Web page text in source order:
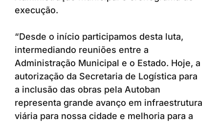
execução.
“Desde o início participamos desta luta,
intermediando reuniões entre a
Administração Municipal e o Estado. Hoje, a
autorização da Secretaria de Logística para
a inclusão das obras pela Autoban
representa grande avanço em infraestrutura
viária para nossa cidade e melhoria para a